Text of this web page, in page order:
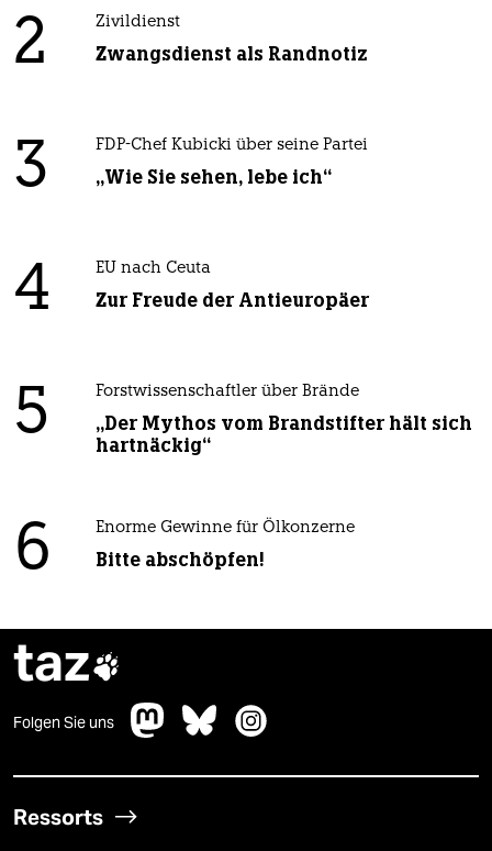
2 Zivildienst
Zwangsdienst als Randnotiz
3 FDP-Chef Kubicki über seine Partei
„Wie Sie sehen, lebe ich“
4 EU nach Ceuta
Zur Freude der Antieuropäer
5 Forstwissenschaftler über Brände
„Der Mythos vom Brandstifter hält sich
hartnäckig“
6 Enorme Gewinne für Ölkonzerne
Bitte abschöpfen!
taz
Folgen Sie uns
Ressorts